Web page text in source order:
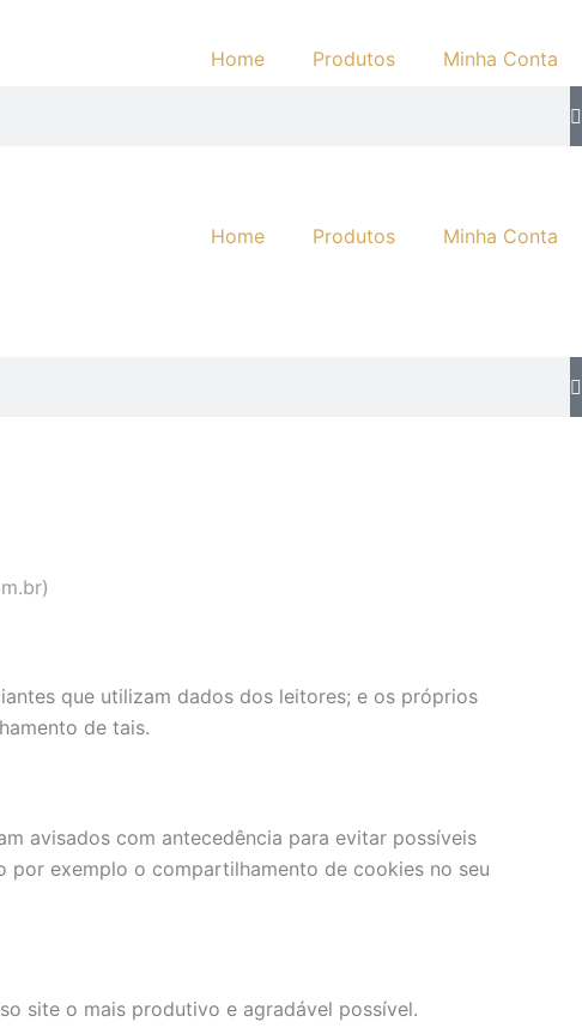
Home Produtos
Minha Conta
Home Produtos Minha Conta
que utilizam dados dos leitores; e os próprios
de tais.
avisados com antecedência para evitar possíveis
por exemplo o compartilhamento de cookies no seu
site o mais produtivo e agradável possível.